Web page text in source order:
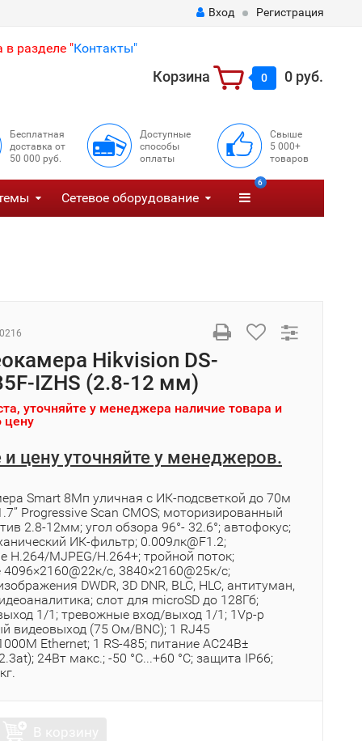
Вход Регистрация
разделе "Контакты"
Корзина 0 0 руб.
Бесплатная
доставка от
50 000 руб.
Доступные
способы
оплаты
Свыше
5 000+
товаров
Сетевое оборудование
6
Hikvision DS-
IZHS (2.8-12 мм)
уточняйте у менеджера наличие товара и
цену
цену уточняйте у менеджеров.
Smart 8Мп уличная с ИК-подсветкой до 70м
Progressive Scan CMOS; моторизированный
2.8-12мм; угол обзора 96°- 32.6°; автофокус;
ИК-фильтр; 0.009лк@F1.2;
H.264/MJPEG/H.264+; тройной поток;
с, 3840×2160@25к/с;
DWDR, 3D DNR, BLC, HLC, антитуман,
слот для microSD до 128Гб;
1/1; тревожные вход/выход 1/1; 1Vp-p
видеовыход (75 Ом/BNC); 1 RJ45
Ethernet; 1 RS-485; питание AC24В±
24Вт макс.; -50 °C...+60 °C; защита IP66;